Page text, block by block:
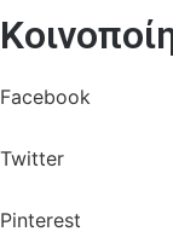
Facebook
Twitter
Pinterest